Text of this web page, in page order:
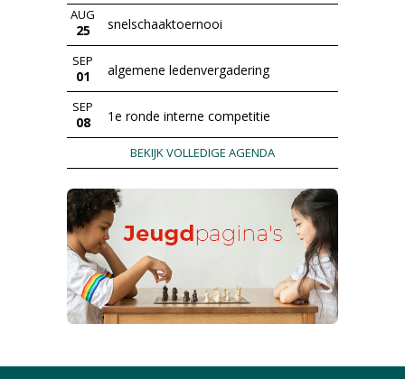
AUG
25 snelschaaktoernooi
SEP
01 algemene ledenvergadering
SEP
08 1e ronde interne competitie
BEKIJK VOLLEDIGE AGENDA